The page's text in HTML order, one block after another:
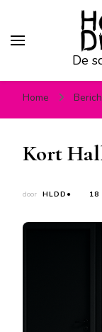
De
Home
Kort
door HLDD● 18